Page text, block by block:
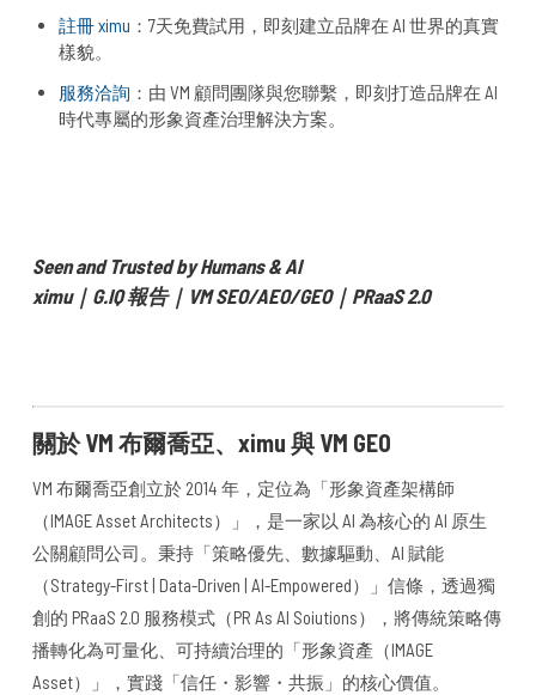
註冊 ximu ：7天免費試用，即刻建立品牌在 AI 世界的真實
樣貌。
服務洽詢 ：由 VM 顧問團隊與您聯繫，即刻打造品牌在 AI
時代專屬的形象資產治理解決方案。
Seen and Trusted by Humans & AI
ximu｜G.IQ 報告｜VM SEO/AEO/GEO｜PRaaS 2.0
關於 VM 布爾喬亞、ximu 與 VM GEO
VM 布爾喬亞創立於 2014 年，定位為「形象資產架構師
（IMAGE Asset Architects）」，是一家以 AI 為核心的 AI 原生
公關顧問公司。秉持「策略優先、數據驅動、AI 賦能
（Strategy-First | Data-Driven | AI-Empowered）」信條，透過獨
創的 PRaaS 2.0 服務模式（PR As AI Soiutions），將傳統策略傳
播轉化為可量化、可持續治理的「形象資產（IMAGE
Asset）」，實踐「信任・影響・共振」的核心價值。